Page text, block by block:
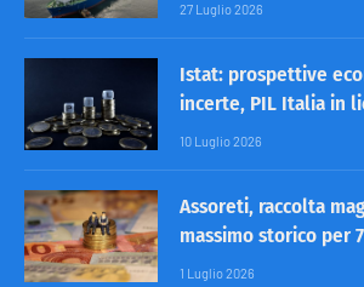
27 Luglio 2026
Istat: prospettive
incerte, PIL Italia in
10 Luglio 2026
Assoreti, raccolta
massimo storico per
1 Luglio 2026